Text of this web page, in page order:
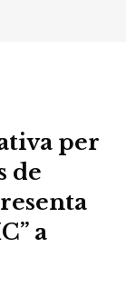
per
de
a